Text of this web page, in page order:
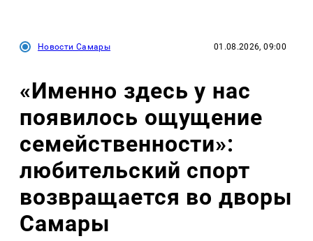
Новости Самары 01.08.2026, 09:00
«Именно здесь у нас
появилось ощущение
семейственности»:
любительский спорт
возвращается во дворы
Самары